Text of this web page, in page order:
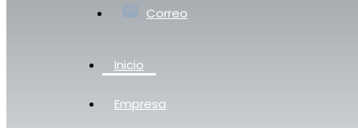
Correo
Inicio
Empresa